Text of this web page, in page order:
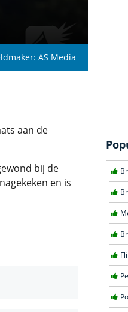
AS Media
aan de
bij de
en is